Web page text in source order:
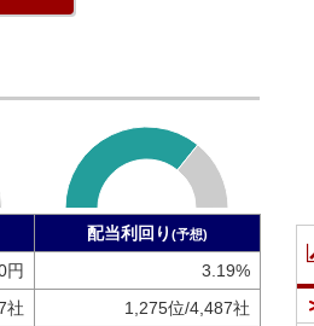
配当利回り (予想)
円
3.19%
社
1,275位/4,487社